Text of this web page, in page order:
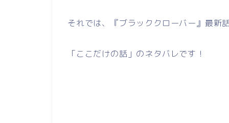
それでは、『ブラッククローバー』最新
「ここだけの話」のネタバレです！